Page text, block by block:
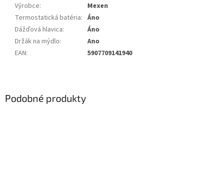
Výrobce:
Mexen
Termostatická batéria: Áno
Dážďová hlavica:
Áno
Držák na mýdlo:
Ano
EAN: 5907709141940
Podobné produkty